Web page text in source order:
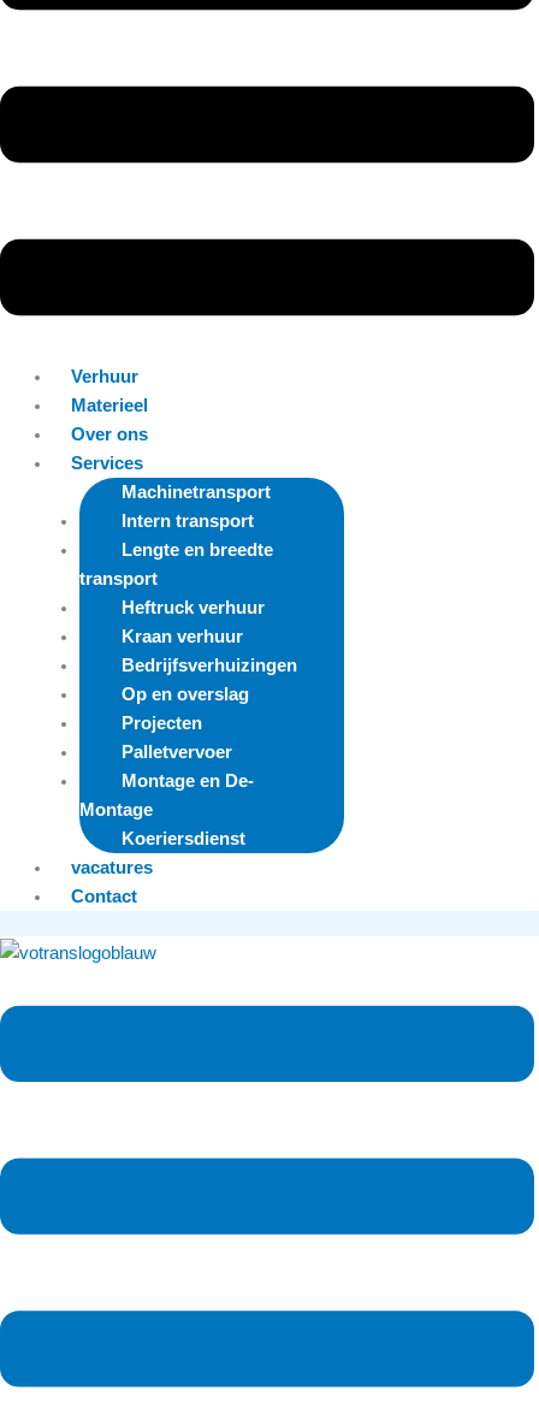
Verhuur
Materieel
Over ons
Services
Machinetransport
Intern transport
Lengte en breedte
transport
Heftruck verhuur
Kraan verhuur
Bedrijfsverhuizingen
Op en overslag
Projecten
Palletvervoer
Montage en De-
Montage
Koeriersdienst
vacatures
Contact